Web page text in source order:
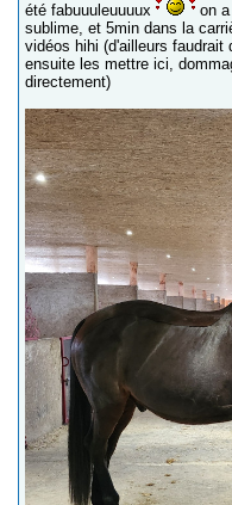
été fabuuuleuuuux
on
sublime, et 5min dans la
vidéos hihi (d'ailleurs
ensuite les mettre ici,
directement)